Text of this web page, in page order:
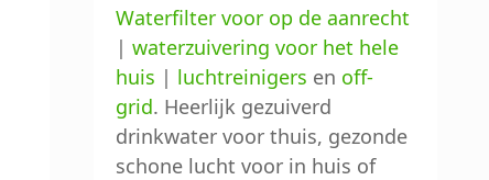
Waterfilter voor op de aanrecht
| waterzuivering voor het hele
huis | luchtreinigers en off-
grid. Heerlijk gezuiverd
drinkwater voor thuis, gezonde
schone lucht voor in huis of